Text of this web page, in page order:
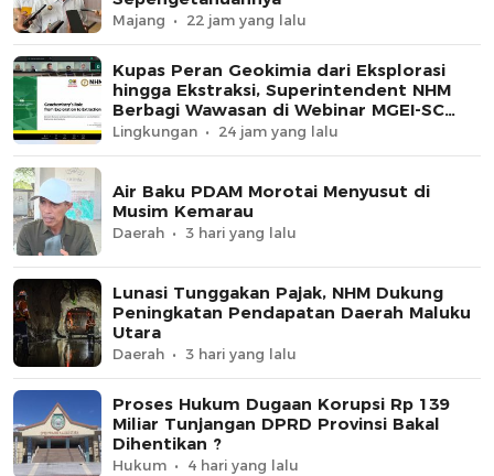
Majang 22 jam yang lalu
Kupas Peran Geokimia dari Eksplorasi
hingga Ekstraksi, Superintendent NHM
Berbagi Wawasan di Webinar MGEI-SC
UNG
Lingkungan 24 jam yang lalu
Air Baku PDAM Morotai Menyusut di
Musim Kemarau
Daerah 3 hari yang lalu
Lunasi Tunggakan Pajak, NHM Dukung
Peningkatan Pendapatan Daerah Maluku
Utara
Daerah 3 hari yang lalu
Proses Hukum Dugaan Korupsi Rp 139
Miliar Tunjangan DPRD Provinsi Bakal
Dihentikan ?
Hukum 4 hari yang lalu